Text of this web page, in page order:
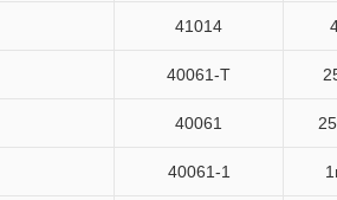
41014
40061-T
40061
40061-1